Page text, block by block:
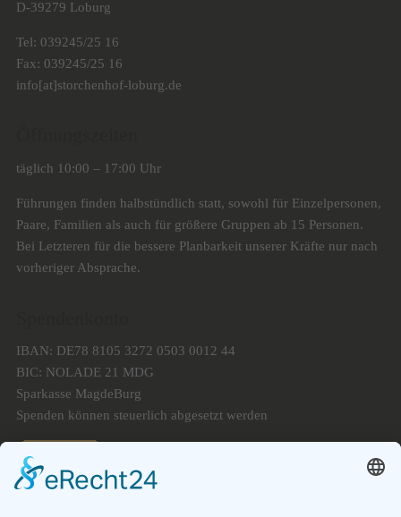
D-39279 Loburg
Tel: 039245/25 16
Fax: 039245/25 16
info[at]storchenhof-loburg.de
täglich 10:00 – 17:00 Uhr
Führungen finden halbstündlich statt, sowohl für Einzelpersonen,
Paare, Familien als auch für größere Gruppen ab 15 Personen.
Bei Letzteren für die bessere Planbarkeit unserer Kräfte nur nach
vorheriger Absprache.
IBAN: DE78 8105 3272 0503 0012 44
BIC: NOLADE 21 MDG
Sparkasse MagdeBurg
Spenden können steuerlich abgesetzt werden